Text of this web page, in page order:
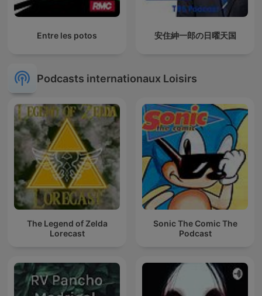
Entre les potos 安住紳一郎の日曜天国
Podcasts internationaux Loisirs
The Legend of Zelda
Lorecast
Sonic The Comic The
Podcast